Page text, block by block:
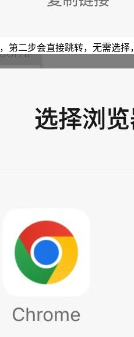
第二步会直接跳转，无需选